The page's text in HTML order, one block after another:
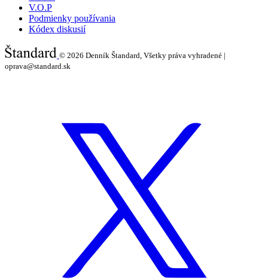
V.O.P
Podmienky používania
Kódex diskusií
© 2026 Denník Štandard, Všetky práva vyhradené |
oprava@standard.sk